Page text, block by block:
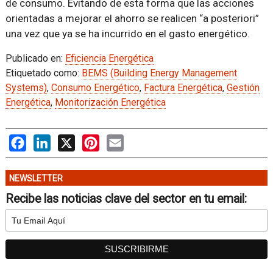
de consumo. Evitando de esta forma que las acciones
orientadas a mejorar el ahorro se realicen “a posteriori”
una vez que ya se ha incurrido en el gasto energético.
Publicado en: Eficiencia Energética
Etiquetado como: BEMS (Building Energy Management
Systems), Consumo Energético, Factura Energética, Gestión
Energética, Monitorización Energética
FacebookLinkedIn
X PinterestEmail
NEWSLETTER
Recibe las noticias clave del sector en tu email: